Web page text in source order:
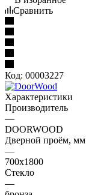
Сравнить
Код: 00003227
Характеристики
Производитель
—
DOORWOOD
Дверной проём, мм
—
700x1800
Стекло
—